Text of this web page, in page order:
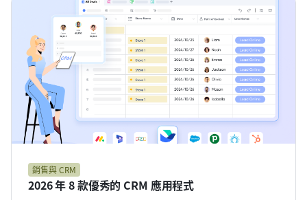
銷售與 CRM
2026 年 8 款優秀的 CRM 應用程式